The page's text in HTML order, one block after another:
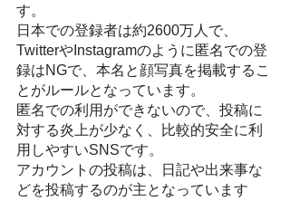
す。
日本での登録者は約2600万人で、
TwitterやInstagramのように匿名での登
録はNGで、本名と顔写真を掲載するこ
とがルールとなっています。
匿名での利用ができないので、投稿に
対する炎上が少なく、比較的安全に利
用しやすいSNSです。
アカウントの投稿は、日記や出来事な
どを投稿するのが主となっています